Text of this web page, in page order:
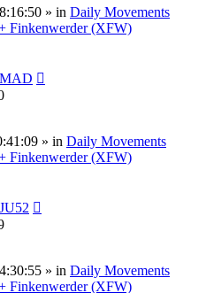
» in Daily Movements
Finkenwerder (XFW)
MAD
» in Daily Movements
Finkenwerder (XFW)
JU52
» in Daily Movements
Finkenwerder (XFW)